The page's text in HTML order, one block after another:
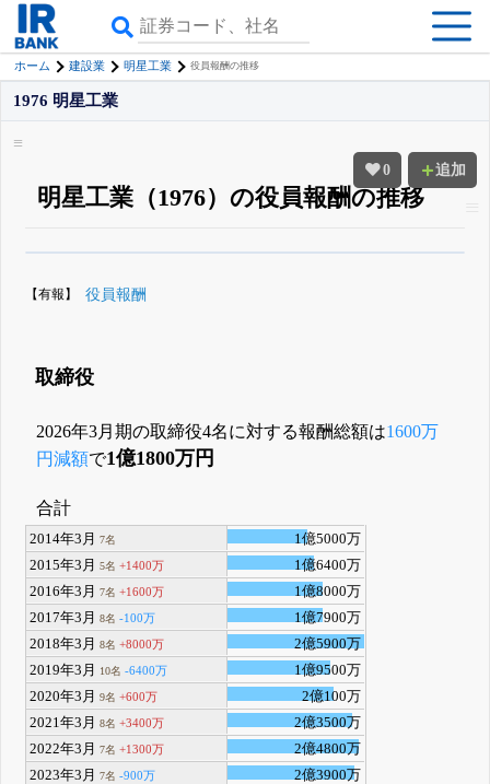
ホーム 建設業 明星工業 役員報酬の推移
0 追加
1976 明星工業
明星工業（1976）の役員報酬の推移
く追える
【有報】 役員報酬
取締役
2026年3月期の取締役4名に対する報酬総額は1600万
円減額で1億1800万円
合計
2014年3月7名
1億5000万
2015年3月5名 +1400万
1億6400万
2016年3月7名 +1600万
1億8000万
2017年3月8名 -100万
1億7900万
2018年3月8名 +8000万
2億5900万
2019年3月
10名 -6400万
1億9500万
2020年3月9名 +600万
2億100万
2021年3月8名 +3400万
2億3500万
2022年3月7名 +1300万
2億4800万
2023年3月7名 -900万
2億3900万